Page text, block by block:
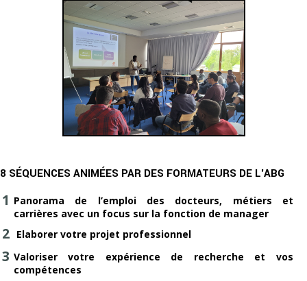
8 SÉQUENCES ANIMÉES PAR DES FORMATEURS DE L'ABG
Panorama de l’emploi des docteurs, métiers et
carrières avec un focus sur la fonction de manager
Elaborer votre projet professionnel
Valoriser votre expérience de recherche et vos
compétences